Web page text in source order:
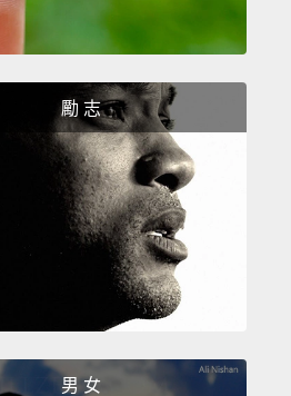
Sugar and salt hold on
and actually suck
be hanging around,
too much sugar and salt
diabetes, and
are best in
醬，或是鹽，像是醃肉。
，並真的將周遭任何細胞
然，太多糖和鹽可能會增
壓的風險，所以這些防腐劑
勵 志
男 女